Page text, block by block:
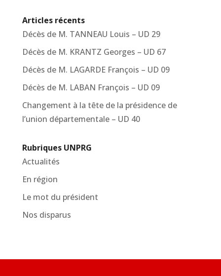
Articles récents
Décès de M. TANNEAU Louis – UD 29
Décès de M. KRANTZ Georges – UD 67
Décès de M. LAGARDE François – UD 09
Décès de M. LABAN François – UD 09
Changement à la tête de la présidence de
l’union départementale – UD 40
Rubriques UNPRG
Actualités
En région
Le mot du président
Nos disparus